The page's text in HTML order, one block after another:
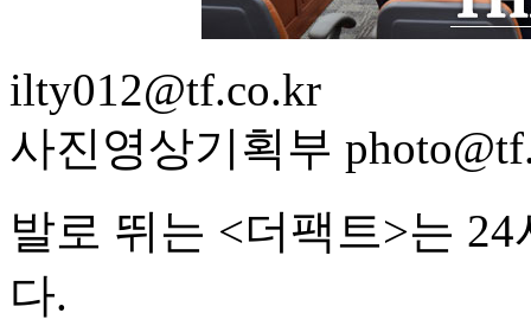
ilty012@tf.co.kr
사진영상기획부
발로 뛰는 <더팩트>는
다.